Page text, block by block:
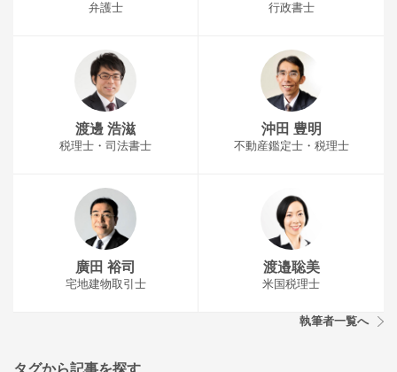
弁護士 行政書士
渡邊 浩滋
税理士・司法書士
沖田 豊明
不動産鑑定士・税理士
廣田 裕司
宅地建物取引士
渡邉聡美
米国税理士
執筆者一覧へ